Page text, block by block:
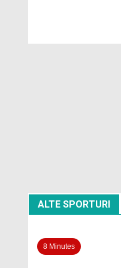
ALTE SPORTURI
8 Minutes